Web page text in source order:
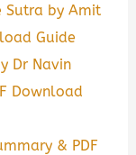
Sutra by Amit
Guide
Dr Navin
Download
& PDF